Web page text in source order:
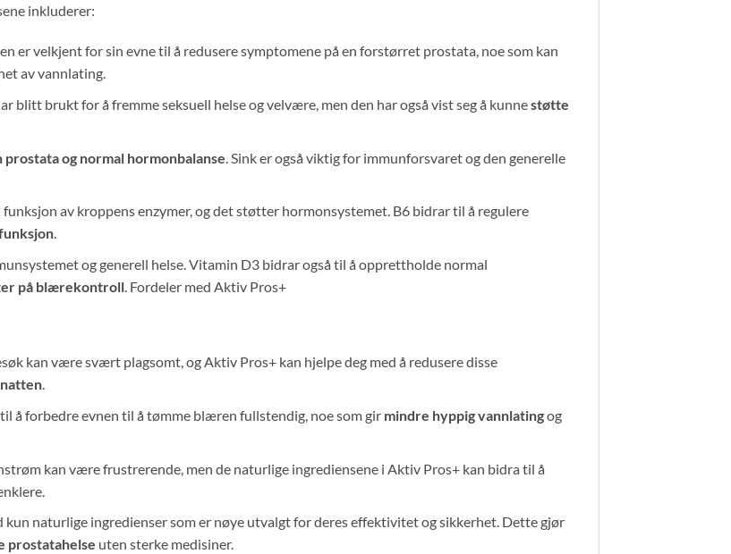
inkluderer:
er velkjent for sin evne til å redusere symptomene på en forstørret prostata, noe som kan
av vannlating.
blitt brukt for å fremme seksuell helse og velvære, men den har også vist seg å kunnestøtte
prostata og normal hormonbalanse . Sink er også viktig for immunforsvaret og den generelle
av kroppens enzymer, og det støtter hormonsystemet. B6 bidrar til å regulere
.
og generell helse. Vitamin D3 bidrar også til å opprettholde normal
på blærekontroll. Fordeler med Aktiv Pros+
kan være svært plagsomt, og Aktiv Pros+ kan hjelpe deg med å redusere disse
.
å forbedre evnen til å tømme blæren fullstendig, noe som gir mindre hyppig vannlatingog
kan være frustrerende, men de naturlige ingrediensene i Aktiv Pros+ kan bidra til å
naturlige ingredienser som er nøye utvalgt for deres effektivitet og sikkerhet. Dette gjør
prostatahelse uten sterke medisiner.